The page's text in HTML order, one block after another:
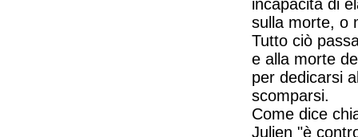
incapacità di
sulla morte, o
Tutto ciò
e alla morte
per dedicarsi
scomparsi.
Come dice
Julien "è